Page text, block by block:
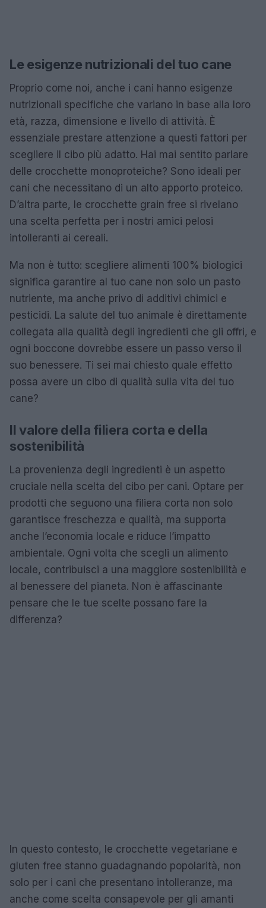
Le esigenze nutrizionali del tuo cane
Proprio come noi, anche i cani hanno esigenze
nutrizionali specifiche che variano in base alla loro
età, razza, dimensione e livello di attività. È
essenziale prestare attenzione a questi fattori per
scegliere il cibo più adatto. Hai mai sentito parlare
delle crocchette monoproteiche? Sono ideali per
cani che necessitano di un alto apporto proteico.
D’altra parte, le crocchette grain free si rivelano
una scelta perfetta per i nostri amici pelosi
intolleranti ai cereali.
Ma non è tutto: scegliere alimenti 100% biologici
significa garantire al tuo cane non solo un pasto
nutriente, ma anche privo di additivi chimici e
pesticidi. La salute del tuo animale è direttamente
collegata alla qualità degli ingredienti che gli offri, e
ogni boccone dovrebbe essere un passo verso il
suo benessere. Ti sei mai chiesto quale effetto
possa avere un cibo di qualità sulla vita del tuo
cane?
Il valore della filiera corta e della
sostenibilità
La provenienza degli ingredienti è un aspetto
cruciale nella scelta del cibo per cani. Optare per
prodotti che seguono una filiera corta non solo
garantisce freschezza e qualità, ma supporta
anche l’economia locale e riduce l’impatto
ambientale. Ogni volta che scegli un alimento
locale, contribuisci a una maggiore sostenibilità e
al benessere del pianeta. Non è affascinante
pensare che le tue scelte possano fare la
differenza?
In questo contesto, le crocchette vegetariane e
gluten free stanno guadagnando popolarità, non
solo per i cani che presentano intolleranze, ma
anche come scelta consapevole per gli amanti